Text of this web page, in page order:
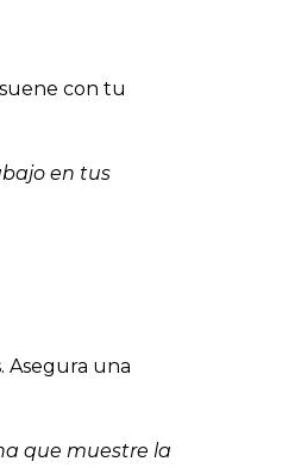
con tu
en tus
Asegura una
que muestre la